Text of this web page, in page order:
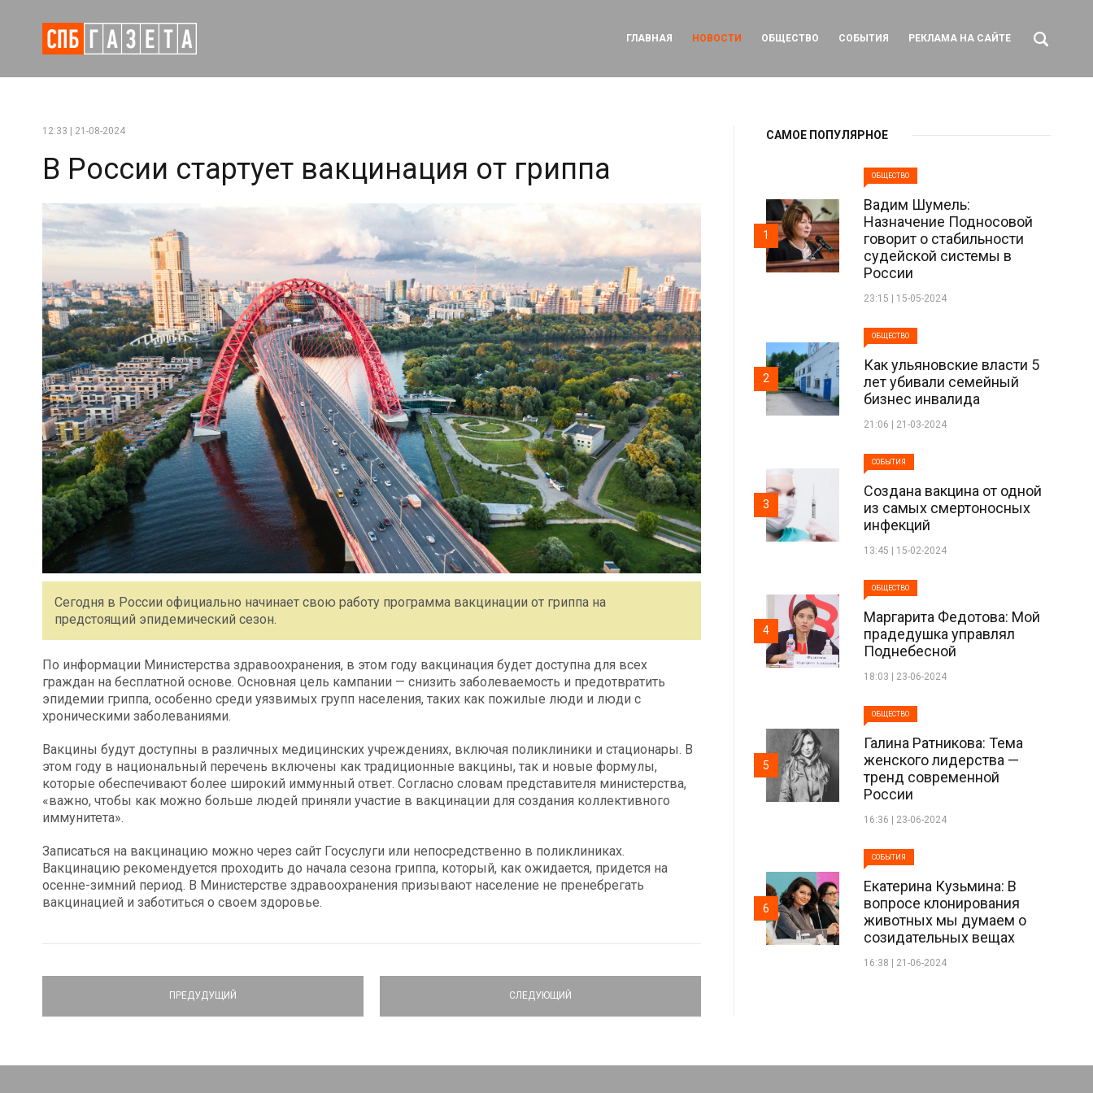
ГЛАВНАЯ НОВОСТИ ОБЩЕСТВО СОБЫТИЯ РЕКЛАМА НА САЙТЕ
12:33 | 21-08-2024
В России стартует вакцинация от гриппа
Сегодня в России официально начинает свою работу программа вакцинации от гриппа на
предстоящий эпидемический сезон.
По информации Министерства здравоохранения, в этом году вакцинация будет доступна для всех
граждан на бесплатной основе. Основная цель кампании — снизить заболеваемость и предотвратить
эпидемии гриппа, особенно среди уязвимых групп населения, таких как пожилые люди и люди с
хроническими заболеваниями.
Вакцины будут доступны в различных медицинских учреждениях, включая поликлиники и стационары. В
этом году в национальный перечень включены как традиционные вакцины, так и новые формулы,
которые обеспечивают более широкий иммунный ответ. Согласно словам представителя министерства,
«важно, чтобы как можно больше людей приняли участие в вакцинации для создания коллективного
иммунитета».
Записаться на вакцинацию можно через сайт Госуслуги или непосредственно в поликлиниках.
Вакцинацию рекомендуется проходить до начала сезона гриппа, который, как ожидается, придется на
осенне-зимний период. В Министерстве здравоохранения призывают население не пренебрегать
вакцинацией и заботиться о своем здоровье.
ПРЕДУДУЩИЙ СЛЕДУЮЩИЙ
САМОЕ ПОПУЛЯРНОЕ
ОБЩЕСТВО
Вадим Шумель:
Назначение Подносовой
говорит о стабильности
судейской системы в
России
23:15 | 15-05-2024
1
ОБЩЕСТВО
Как ульяновские власти 5
лет убивали семейный
бизнес инвалида
21:06 | 21-03-2024
2
СОБЫТИЯ
Создана вакцина от одной
из самых смертоносных
инфекций
13:45 | 15-02-2024
3
ОБЩЕСТВО
Маргарита Федотова: Мой
прадедушка управлял
Поднебесной
18:03 | 23-06-2024
4
ОБЩЕСТВО
Галина Ратникова: Тема
женского лидерства —
тренд современной
России
16:36 | 23-06-2024
5
СОБЫТИЯ
Екатерина Кузьмина: В
вопросе клонирования
животных мы думаем о
созидательных вещах
16:38 | 21-06-2024
6